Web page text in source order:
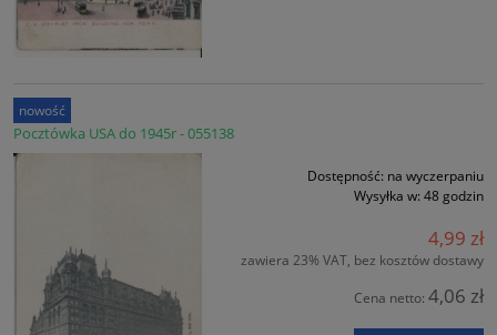
Pocztówka USA do 1945r - 055138
Dostępność: na wyczerpaniu
Wysyłka w: 48 godzin
4,99 zł
zawiera 23% VAT, bez kosztów dostawy
Cena netto: 4,06 zł
nowość